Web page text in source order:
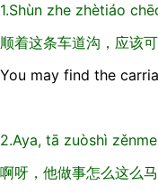
1.Shùn zhe zhètiáo
顺着这条车道沟，应该
You may find the
2.Aya, tā zuòshì
啊呀，他做事怎么这么马